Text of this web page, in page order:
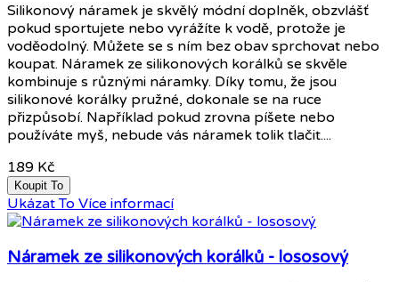
Silikonový náramek je skvělý módní doplněk, obzvlášť
pokud sportujete nebo vyrážíte k vodě, protože je
voděodolný. Můžete se s ním bez obav sprchovat nebo
koupat. Náramek ze silikonových korálků se skvěle
kombinuje s různými náramky. Díky tomu, že jsou
silikonové korálky pružné, dokonale se na ruce
přizpůsobí. Například pokud zrovna píšete nebo
používáte myš, nebude vás náramek tolik tlačit....
189 Kč
Koupit To
Ukázat To Více informací
Náramek ze silikonových korálků - lososový